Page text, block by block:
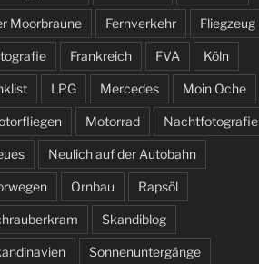
Moorbraune Fernverkehr Fliegzeug
Frankreich FVA Köln
LPG Mercedes Moin Oche
Motorrad Nachtfotografie
Neulich auf der Autobahn
Ornbau Rapsöl
Skandiblog
Sonnenuntergänge